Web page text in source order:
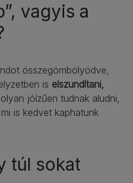
vagyis a
összegömbölyödve,
is elszundítani,
jóízűen tudnak aludni,
is kedvet kaphatunk
túl sokat